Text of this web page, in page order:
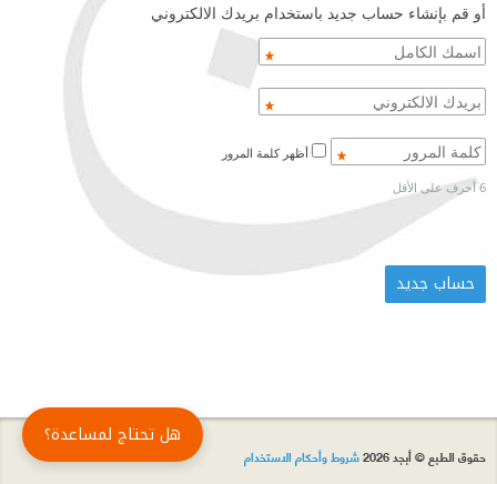
أو قم بإنشاء حساب جديد باستخدام بريدك الالكتروني
6 أحرف على الأقل
حقوق الطبع © أبجد 2026 شروط وأحكام الاستخدام
هل تحتاج لمساعدة؟